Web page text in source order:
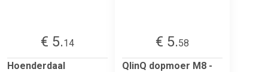
€ 5.14
Hoenderdaal
€ 5.58
QlinQ dopmoer M8 -